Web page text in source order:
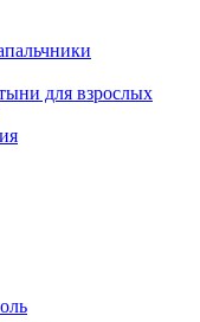
для взрослых